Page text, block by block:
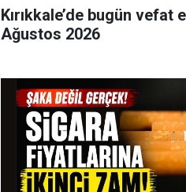
Kırıkkale’de bugün vefat
Ağustos 2026